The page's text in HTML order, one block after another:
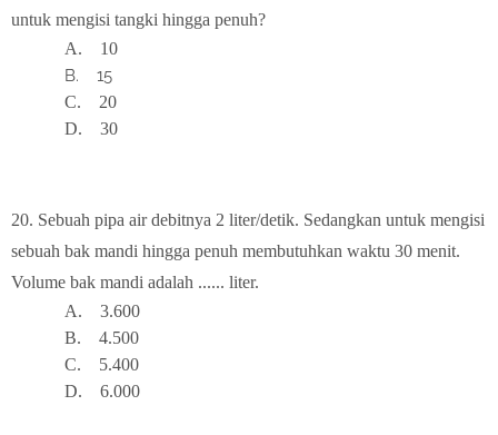
untuk mengisi tangki hingga penuh?
A. 10
B. 15
C. 20
D. 30
20. Sebuah pipa air debitnya 2 liter/detik. Sedangkan untuk mengisi
sebuah bak mandi hingga penuh membutuhkan waktu 30 menit.
Volume bak mandi adalah ...... liter.
A. 3.600
B. 4.500
C. 5.400
D. 6.000